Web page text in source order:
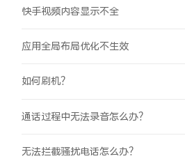
快手视频内容显示不全
应用全局布局优化不生效
如何刷机？
通话过程中无法录音怎么办？
无法拦截骚扰电话怎么办？